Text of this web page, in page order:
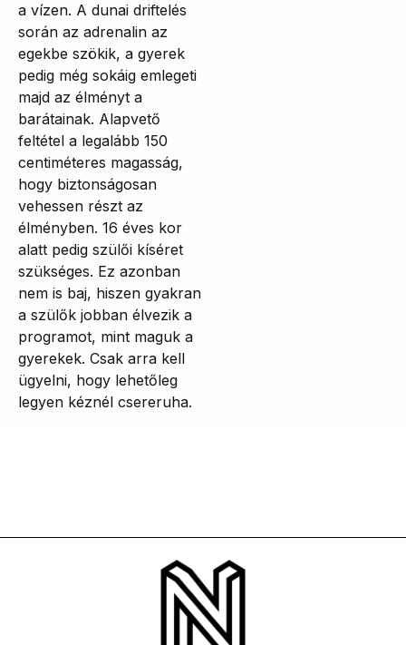
a vízen. A dunai driftelés
során az adrenalin az
egekbe szökik, a gyerek
pedig még sokáig emlegeti
majd az élményt a
barátainak. Alapvető
feltétel a legalább 150
centiméteres magasság,
hogy biztonságosan
vehessen részt az
élményben. 16 éves kor
alatt pedig szülői kíséret
szükséges. Ez azonban
nem is baj, hiszen gyakran
a szülők jobban élvezik a
programot, mint maguk a
gyerekek. Csak arra kell
ügyelni, hogy lehetőleg
legyen kéznél csereruha.